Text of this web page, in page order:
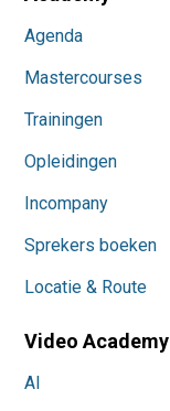
Agenda
Mastercourses
Trainingen
Opleidingen
Incompany
Sprekers boeken
Locatie & Route
Video Academy
AI